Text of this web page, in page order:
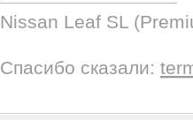
Nissan Leaf SL
Спасибо сказали: